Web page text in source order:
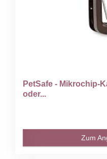
PetSafe - Mikrochip-
oder...
Zum